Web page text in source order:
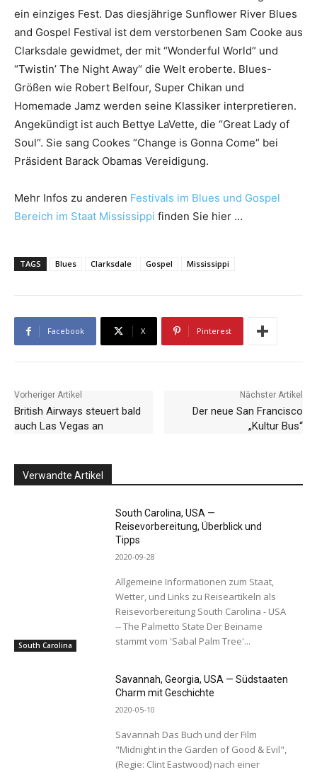
ein einziges Fest. Das diesjährige Sunflower River Blues
and Gospel Festival ist dem verstorbenen Sam Cooke aus
Clarksdale gewidmet, der mit “Wonderful World“ und
“Twistin’ The Night Away“ die Welt eroberte. Blues-
Größen wie Robert Belfour, Super Chikan und
Homemade Jamz werden seine Klassiker interpretieren.
Angekündigt ist auch Bettye LaVette, die “Great Lady of
Soul“. Sie sang Cookes “Change is Gonna Come“ bei
Präsident Barack Obamas Vereidigung.
Mehr Infos zu anderen Festivals im Blues und Gospel
Bereich im Staat Mississippi finden Sie hier …
TAGS Blues Clarksdale Gospel Mississippi
Facebook X Pinterest
Vorheriger Artikel
British Airways steuert bald
auch Las Vegas an
Nächster Artikel
Der neue San Francisco
„Kultur Bus“
Verwandte Artikel
South Carolina
South Carolina, USA —
Reisevorbereitung, Überblick und
Tipps
2020-09-28
Allgemeine Informationen zum Staat,
Wetter, und Links zu Reiseartikeln als
Reisevorbereitung South Carolina - USA
-- The Palmetto State Der Beiname
stammt vom 'Sabal Palm Tree'...
Savannah, Georgia, USA — Südstaaten
Charm mit Geschichte
2020-05-10
Savannah Das Buch und der Film
"Midnight in the Garden of Good & Evil",
(Regie: Clint Eastwood) nach einer